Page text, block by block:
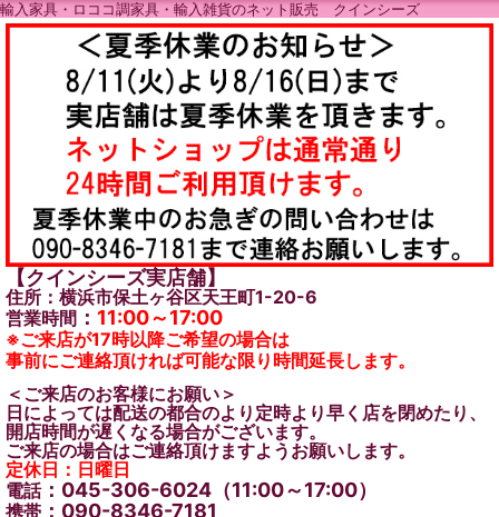
輸入家具・ロココ調家具・輸入雑貨のネット販売 クインシーズ
【クインシーズ実店舗】
住所：横浜市保土ヶ谷区天王町1-20-6
営業時間 ： 11:00～17:00
※ご来店が17時以降ご希望の場合は
事前にご連絡頂ければ可能な限り時間延長します。
＜ご来店のお客様にお願い＞
日によっては配送の都合のより定時より早く店を閉めたり、
開店時間が遅くなる場合がございます。
ご来店の場合はご連絡頂けますようお願いします。
定休日：日曜日
電話：045-306-6024（11:00～17:00）
携帯 ：090-8346-7181